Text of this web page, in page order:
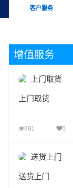
客户服务
增值服务
上门取货
601 5
查看详细
送货上门